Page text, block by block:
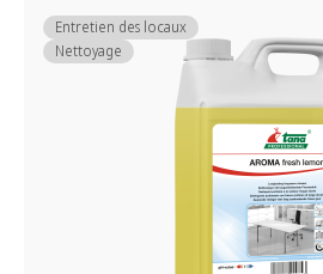
Entretien des locaux
Nettoyage